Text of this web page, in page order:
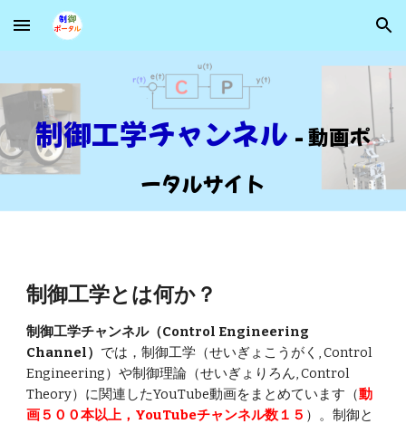
Skip to main content Skip to navigation
制御工学チャンネル - 動画ポ
ータルサイト
制御工学とは何か？
制御工学チャンネル（Control Engineering
Channel） では，制御工学（せいぎょこうがく, Control
Engineering）や制御理論（せいぎょりろん, Control
Theory）に関連したYouTube動画をまとめています（動
画５００本以上，YouTubeチャンネル数１５ ）。制御と